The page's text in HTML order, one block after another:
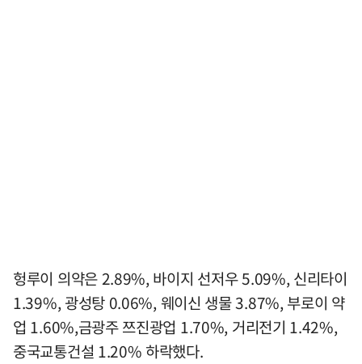
헝루이 의약은 2.89%, 바이지 선저우 5.09%, 신리타이
1.39%, 광성탕 0.06%, 웨이신 생물 3.87%, 부로이 약
업 1.60%,금광주 쯔진광업 1.70%, 거리전기 1.42%,
중국교통건설 1.20% 하락했다.